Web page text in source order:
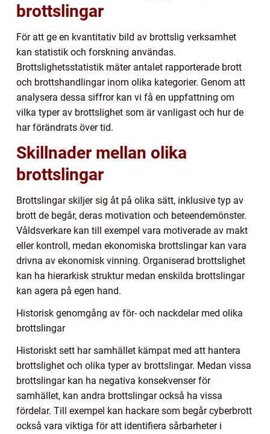
brottslingar
För att ge en kvantitativ bild av brottslig verksamhet
kan statistik och forskning användas.
Brottslighetsstatistik mäter antalet rapporterade brott
och brottshandlingar inom olika kategorier. Genom att
analysera dessa siffror kan vi få en uppfattning om
vilka typer av brottslighet som är vanligast och hur de
har förändrats över tid.
Skillnader mellan olika
brottslingar
Brottslingar skiljer sig åt på olika sätt, inklusive typ av
brott de begår, deras motivation och beteendemönster.
Våldsverkare kan till exempel vara motiverade av makt
eller kontroll, medan ekonomiska brottslingar kan vara
drivna av ekonomisk vinning. Organiserad brottslighet
kan ha hierarkisk struktur medan enskilda brottslingar
kan agera på egen hand.
Historisk genomgång av för- och nackdelar med olika
brottslingar
Historiskt sett har samhället kämpat med att hantera
brottslighet och olika typer av brottslingar. Medan vissa
brottslingar kan ha negativa konsekvenser för
samhället, kan andra brottslingar också ha vissa
fördelar. Till exempel kan hackare som begår cyberbrott
också vara viktiga för att identifiera sårbarheter i